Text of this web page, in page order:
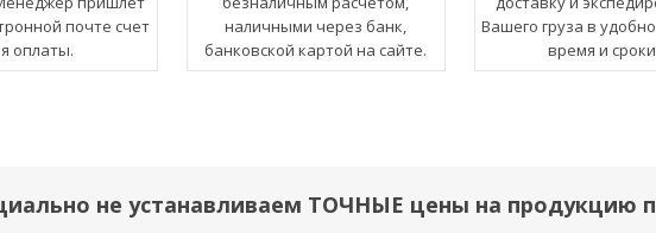
почте счет
оплаты.
наличными через банк,
банковской картой на сайте.
Вашего груза в
время и
не устанавливаем ТОЧНЫЕ цены на продукцию